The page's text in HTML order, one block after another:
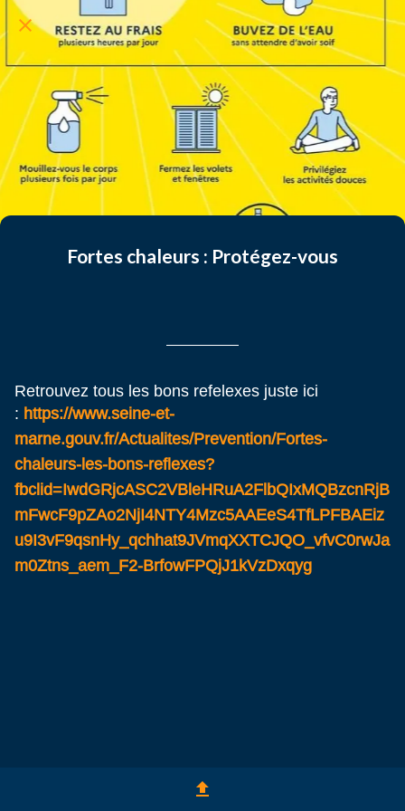
Fortes chaleurs : Protégez-vous
Retrouvez tous les bons refelexes juste ici
: https://www.seine-et-
marne.gouv.fr/Actualites/Prevention/Fortes-
chaleurs-les-bons-reflexes?
fbclid=IwdGRjcASC2VBleHRuA2FlbQIxMQBzcnRjB
mFwcF9pZAo2NjI4NTY4Mzc5AAEeS4TfLPFBAEiz
u9I3vF9qsnHy_qchhat9JVmqXXTCJQO_vfvC0rwJa
m0Ztns_aem_F2-BrfowFPQjJ1kVzDxqyg